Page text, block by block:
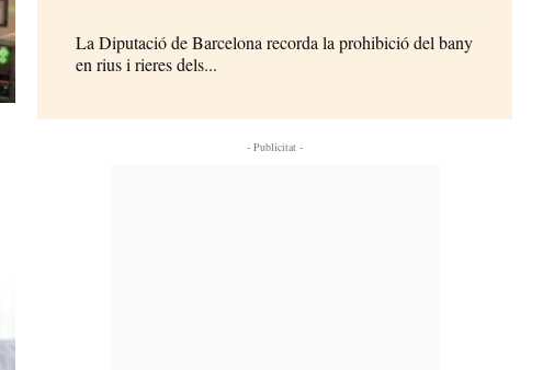
La Diputació de Barcelona recorda la prohibició del bany
en rius i rieres dels...
- Publicitat -